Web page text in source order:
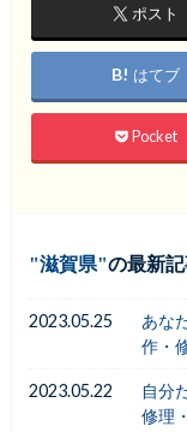
ポスト
はてブ
Pocket
滋賀県 の最新
2023.05.25
あな
作・
2023.05.22
自分
修理